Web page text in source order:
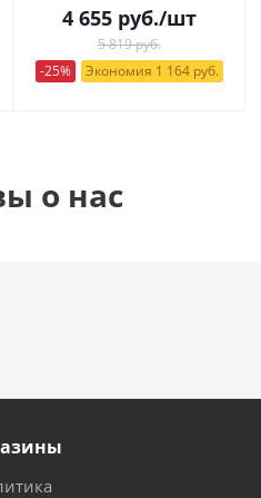
4 655руб./шт
5 819 руб.
-25%
Экономия 1 164 руб.
о нас